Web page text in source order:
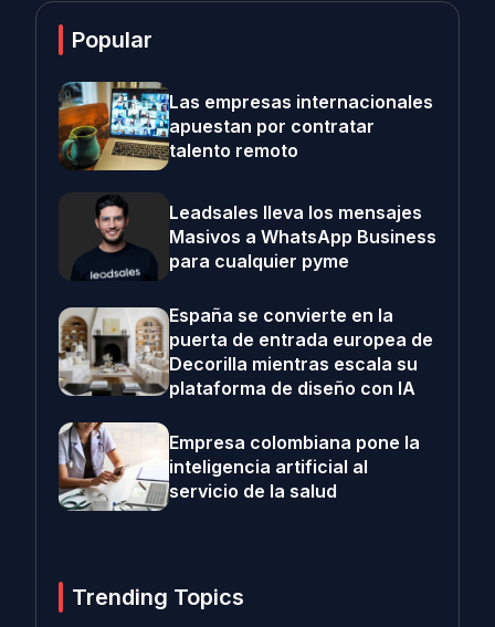
Popular
Las empresas internacionales
apuestan por contratar
talento remoto
Leadsales lleva los mensajes
Masivos a WhatsApp Business
para cualquier pyme
España se convierte en la
puerta de entrada europea de
Decorilla mientras escala su
plataforma de diseño con IA
Empresa colombiana pone la
inteligencia artificial al
servicio de la salud
Trending Topics